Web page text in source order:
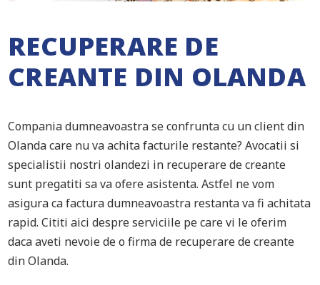
RECUPERARE DE
CREANTE DIN OLANDA
Compania dumneavoastra se confrunta cu un client din
Olanda care nu va achita facturile restante? Avocatii si
specialistii nostri olandezi in recuperare de creante
sunt pregatiti sa va ofere asistenta. Astfel ne vom
asigura ca factura dumneavoastra restanta va fi achitata
rapid. Cititi aici despre serviciile pe care vi le oferim
daca aveti nevoie de o firma de recuperare de creante
din Olanda.